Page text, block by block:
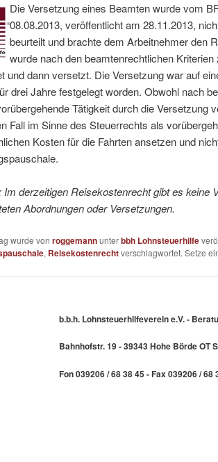
Die Versetzung eines Beamten wurde vom
08.08.2013, veröffentlicht am 28.11.2013,
beurteilt und brachte dem Arbeitnehmer den
wurde nach den beamtenrechtlichen
und dann versetzt. Die Versetzung war auf
drei Jahre festgelegt worden. Obwohl nach
Tätigkeit durch die Versetzung
Fall im Sinne des Steuerrechts als
Kosten für die Fahrten ansetzen und
derzeitigen Reisekostenrecht gibt es keine
Abordnungen oder Versetzungen.
wurde von roggemannunterbbh Lohnsteuerhilfe
, Reisekostenrechtverschlagwortet. Setze
b.b.h. Lohnsteuerhilfeverein e.V. -
Bahnhofstr. 19 - 39343 Hohe Börde OT
Fon 039206 / 68 38 45 - Fax 039206 /